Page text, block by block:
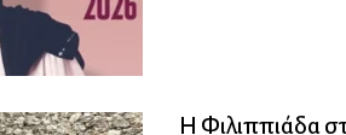
Η Φιλιππιάδα